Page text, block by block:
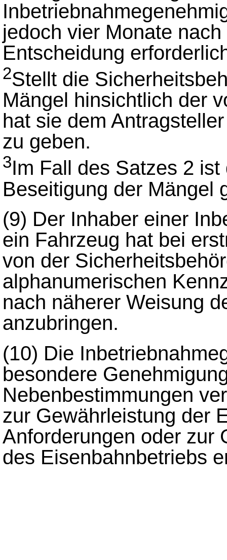
jedoch vier Monate
Entscheidung
2Stellt die
Mängel hinsichtlich der
hat sie dem
zu geben.
3Im Fall des Satzes 2
Beseitigung der Mängel
(9) Der Inhaber einer
ein Fahrzeug hat bei
von der
alphanumerischen
nach näherer Weisung
anzubringen.
(10) Die
besondere
Nebenbestimmungen
zur Gewährleistung der
Anforderungen oder zur
des Eisenbahnbetriebs